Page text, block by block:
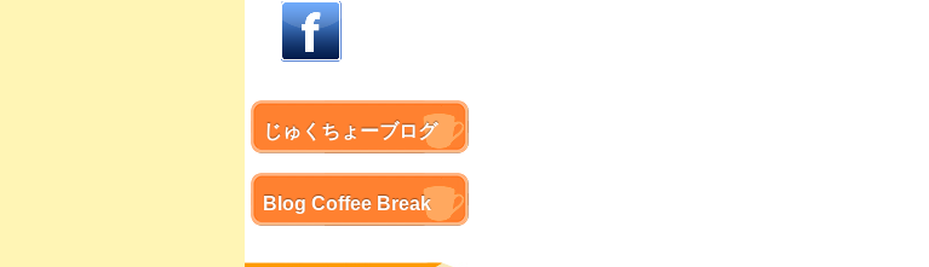
じゅくちょーブログ
Blog Coffee Break